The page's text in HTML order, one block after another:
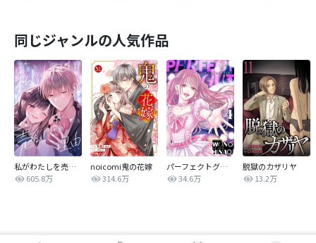
同じジャンルの人気作品
私がわたしを売る理由
605.8万
noicomi鬼の花嫁
314.6万
パーフェクトグリッター
34.6万
脱獄のカザリヤ
13.2万